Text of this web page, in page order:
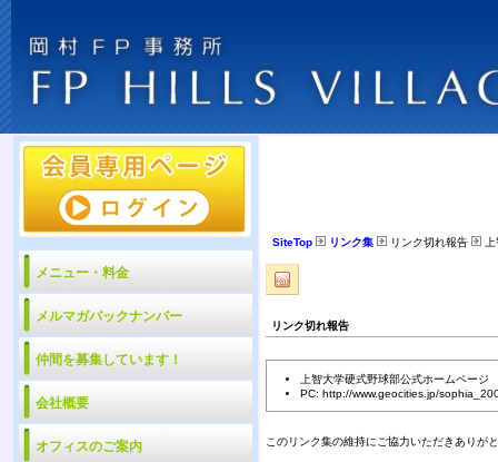
メニュー・料金
メルマガバックナンバー
仲間を募集しています！
会社概要
オフィスのご案内
SiteTop リンク集 リンク切れ報告
リンク切れ報告
上智大学硬式野球部公式ホームページ
PC: http://www.geocities.jp/
このリンク集の維持にご協力いただきありが